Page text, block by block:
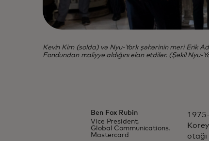
Kevin Kim (solda) və Nyu-York şəhərinin meri Erik
Fondundan maliyyə aldığını elan etdilər. (Şəkil
Ben Fox Rubin
Vice President,
Global Communications,
Mastercard